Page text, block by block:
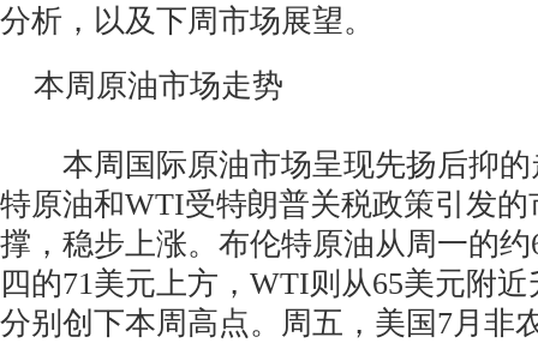
分析，以及下周市场展望。
本周原油市场走势
本周国际原油市场呈现先扬后抑的
特原油和WTI受特朗普关税政策引发
撑，稳步上涨。布伦特原油从周一的
四的71美元上方，WTI则从65美元附
分别创下本周高点。周五，美国7月非